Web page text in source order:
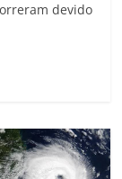
devido